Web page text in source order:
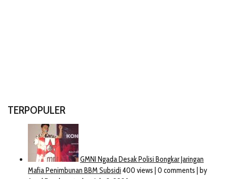
TERPOPULER